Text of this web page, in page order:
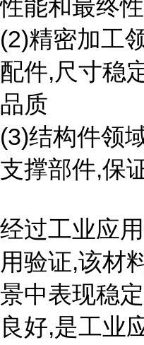
性能和最终
(2)精密加工
配件,尺寸稳
品质
(3)结构件领
支撑部件,保
经过工业应
用验证,该材
景中表现稳
良好,是工业